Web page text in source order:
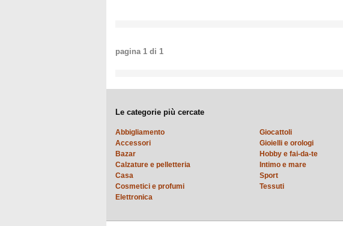
pagina 1 di 1
Le categorie più cercate
Abbigliamento
Accessori
Bazar
Calzature e pelletteria
Casa
Cosmetici e profumi
Elettronica
Giocattoli
Gioielli e orologi
Hobby e fai-da-te
Intimo e mare
Sport
Tessuti